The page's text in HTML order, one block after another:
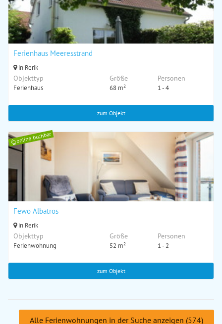
Ferienhaus Meeresstrand
in Rerik
Objekttyp
Ferienhaus
Größe
68 m²
Personen
1 - 4
zum Objekt
online buchbar
Fewo Albatros
in Rerik
Objekttyp
Ferienwohnung
Größe
52 m²
Personen
1 - 2
zum Objekt
Alle Ferienwohnungen in der Suche anzeigen (574)